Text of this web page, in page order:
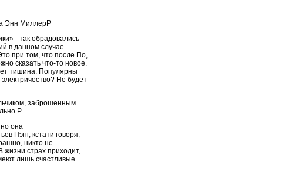
Энн МиллерP
- так обрадовались
в данном случае
при том, что после По,
сказать что-то новое.
тишина. Популярны
Не будет
заброшенным
она
Пэнг, кстати говоря,
никто не
жизни страх приходит,
лишь счастливые